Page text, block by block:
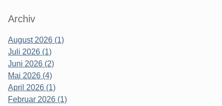
Archiv
August 2026 (1)
Juli 2026 (1)
Juni 2026 (2)
Mai 2026 (4)
April 2026 (1)
Februar 2026 (1)